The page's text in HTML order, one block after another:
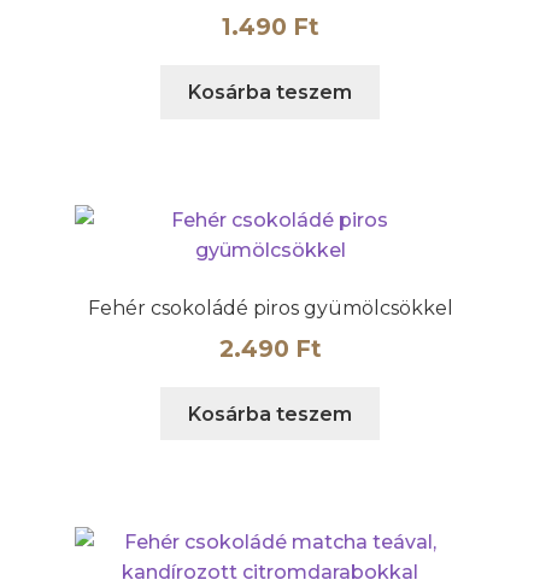
1.490 Ft
Kosárba teszem
Fehér csokoládé piros gyümölcsökkel
2.490 Ft
Kosárba teszem